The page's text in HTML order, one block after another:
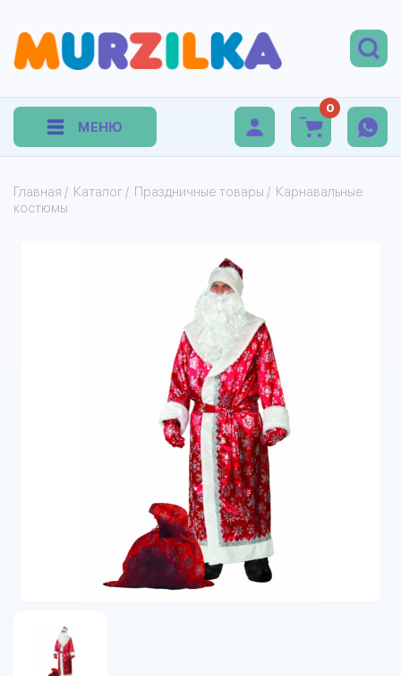
МЕНЮ
0
Главная / Каталог / Праздничные товары / Карнавальные
костюмы